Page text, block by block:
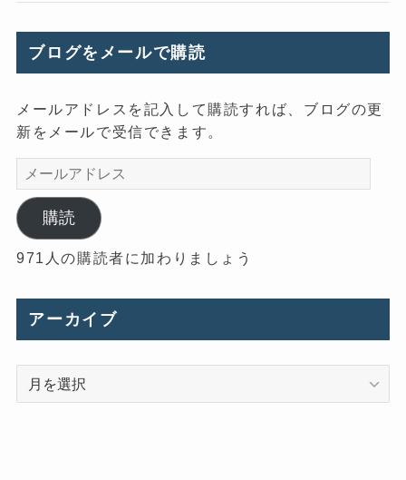
ブログをメールで購読
メールアドレスを記入して購読すれば、ブログの更
新をメールで受信できます。
メ
ー
ル
ア
ド
ス
購読
971人の購読者に加わりましょう
アーカイブ